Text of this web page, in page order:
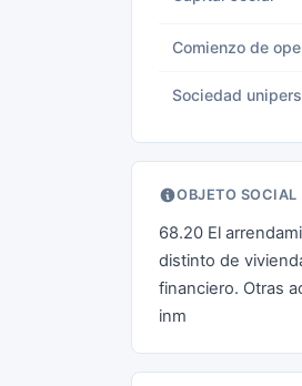
Comienzo de
Sociedad
OBJETO SOCIAL
68.20 El
distinto de
financiero. Otras
inm